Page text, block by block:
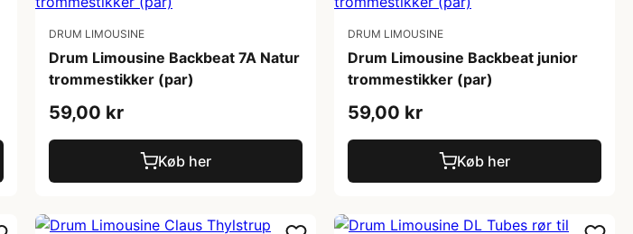
DRUM LIMOUSINE
Drum Limousine Backbeat 7A Natur
trommestikker (par)
59,00 kr
Køb her
DRUM LIMOUSINE
Drum Limousine Backbeat junior
trommestikker (par)
59,00 kr
Køb her